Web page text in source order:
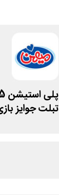
تبلت جوایز